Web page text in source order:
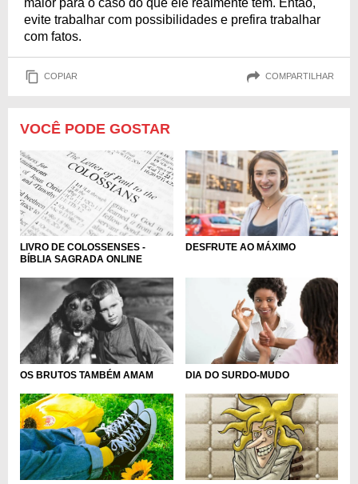
evite trabalhar com possibilidades e prefira trabalhar
com fatos.
COPIAR COMPARTILHAR
VOCÊ PODE GOSTAR
LIVRO DE COLOSSENSES -
BÍBLIA SAGRADA ONLINE
DESFRUTE AO MÁXIMO
OS BRUTOS TAMBÉM AMAM DIA DO SURDO-MUDO